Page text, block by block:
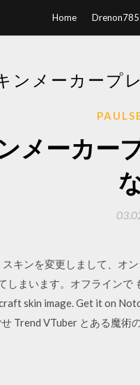
Home
ンメーカープ
メーカー
キンを変更しまして、オ
しまいます。オフライン
skin image. Get it on
せ Trend VTuber とある